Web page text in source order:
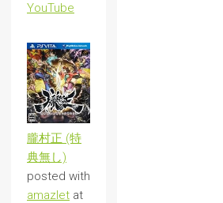
YouTube
朧村正 (特
典無し)
posted with
amazlet at